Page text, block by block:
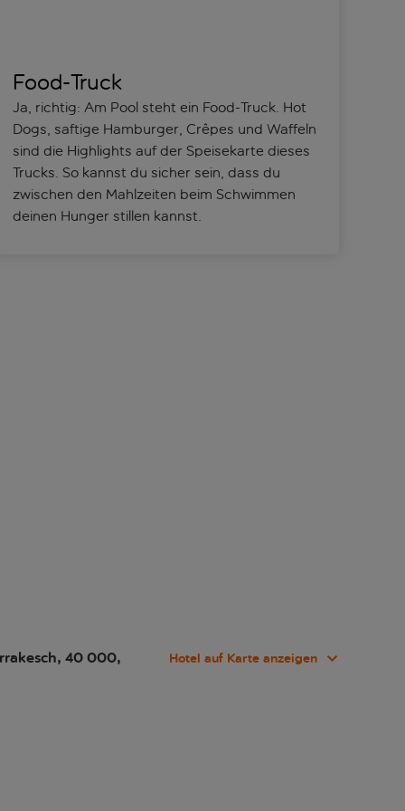
Food-Truck
Ja, richtig: Am Pool steht ein Food-Truck. Hot
Dogs, saftige Hamburger, Crêpes und Waffeln
sind die Highlights auf der Speisekarte dieses
Trucks. So kannst du sicher sein, dass du
zwischen den Mahlzeiten beim Schwimmen
deinen Hunger stillen kannst.
40 000, Hotel auf Karte anzeigen